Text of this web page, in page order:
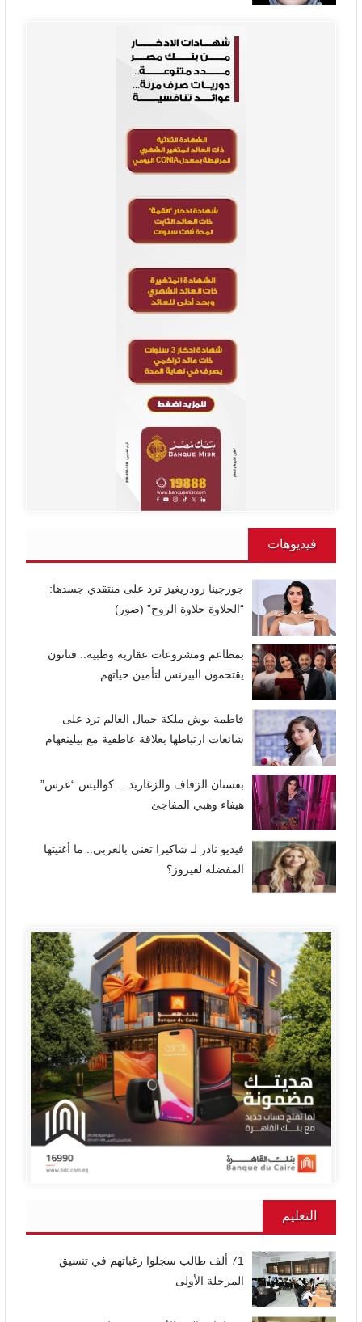
فيديوهات
جورجينا رودريغيز ترد على منتقدي جسدها:
“الحلاوة حلاوة الروح” (صور)
بمطاعم ومشروعات عقارية وطبية.. فنانون
يقتحمون البيزنس لتأمين حياتهم
فاطمة بوش ملكة جمال العالم ترد على
شائعات ارتباطها بعلاقة عاطفية مع بيلينغهام
بفستان الزفاف والزغاريد… كواليس “عرس”
هيفاء وهبي المفاجئ
فيديو نادر لـ شاكيرا تغني بالعربي.. ما أغنيتها
المفضلة لفيروز؟
التعليم
71 ألف طالب سجلوا رغباتهم في تنسيق
المرحلة الأولى